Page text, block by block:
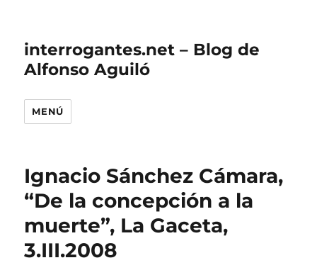
interrogantes.net – Blog de
Alfonso Aguiló
MENÚ
Ignacio Sánchez Cámara,
“De la concepción a la
muerte”, La Gaceta,
3.III.2008